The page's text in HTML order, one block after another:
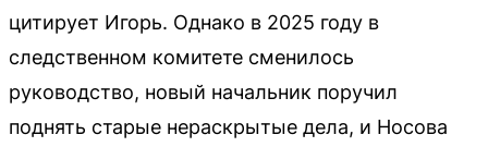
цитирует Игорь. Однако в 2025 году в
следственном комитете сменилось
руководство, новый начальник поручил
поднять старые нераскрытые дела, и Носова